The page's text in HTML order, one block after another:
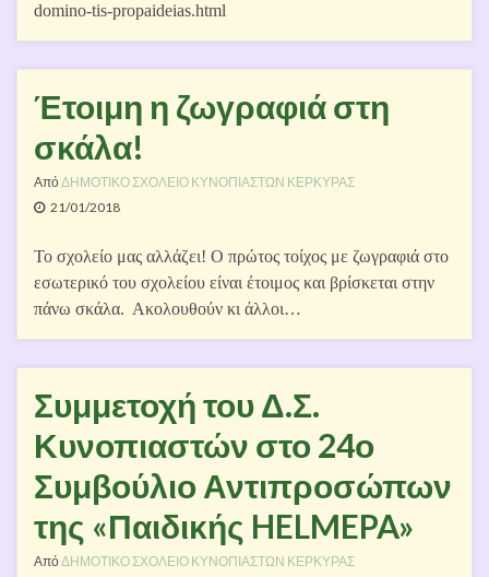
domino-tis-propaideias.html
Έτοιμη η ζωγραφιά στη
σκάλα!
ΑπόΔΗΜΟΤΙΚΟ ΣΧΟΛΕΙΟ ΚΥΝΟΠΙΑΣΤΩΝ ΚΕΡΚΥΡΑΣ
21/01/2018
Το σχολείο μας αλλάζει! Ο πρώτος τοίχος με ζωγραφιά στο
εσωτερικό του σχολείου είναι έτοιμος και βρίσκεται στην
πάνω σκάλα. Ακολουθούν κι άλλοι…
Συμμετοχή του Δ.Σ.
Κυνοπιαστών στο 24ο
Συμβούλιο Αντιπροσώπων
της «Παιδικής HELMEPA»
ΑπόΔΗΜΟΤΙΚΟ ΣΧΟΛΕΙΟ ΚΥΝΟΠΙΑΣΤΩΝ ΚΕΡΚΥΡΑΣ